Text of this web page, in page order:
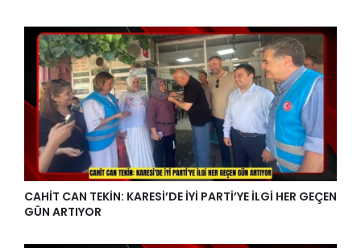
CAHİT CAN TEKİN: KARESİ’DE İYİ PARTİ’YE İLGİ HER GEÇEN
GÜN ARTIYOR